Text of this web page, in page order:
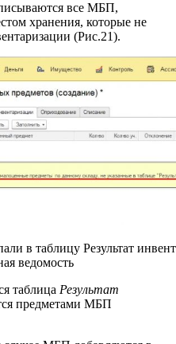
все МБП,
хранения, которые не
(Рис.21).
в таблицу Результат
ведомость
таблица Результат
предметами МБП